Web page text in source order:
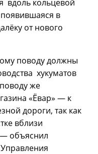
вдоль кольцевой
в
от нового
поводу должны
хукуматов
же
«Ёвар» — к
дороги, так как
вблизи
объяснил